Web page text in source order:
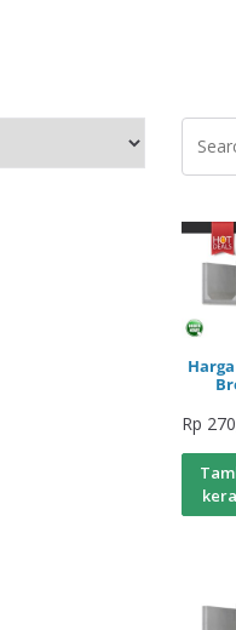
Rp